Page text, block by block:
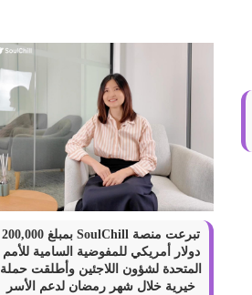
تبرعت منصة SoulChill بمبلغ 200,000
دولار أمريكي للمفوضية السامية للأمم
المتحدة لشؤون اللاجئين وأطلقت حملة
خيرية خلال شهر رمضان لدعم الأسر